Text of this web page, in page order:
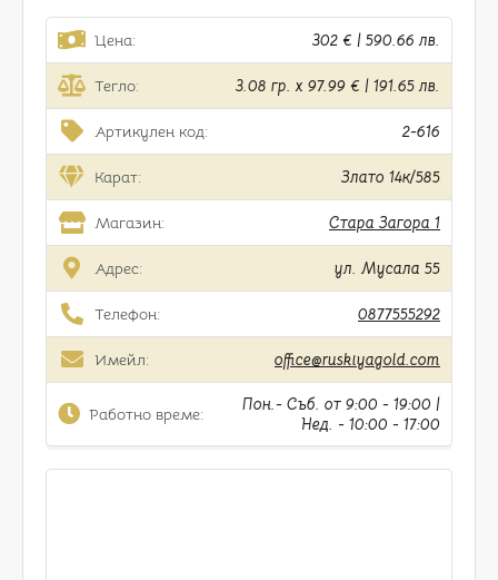
Цена: 302 € | 590.66 лв.
Тегло: 3.08 гр. x 97.99 € | 191.65 лв.
Артикулен код: 2-616
Карат: Злато 14к/585
Магазин: Стара Загора 1
Адрес: ул. Мусала 55
Телефон: 0877555292
Имейл: office@ruskiyagold.com
Работно време:
Пон.- Съб. от 9:00 - 19:00 |
Нед. - 10:00 - 17:00